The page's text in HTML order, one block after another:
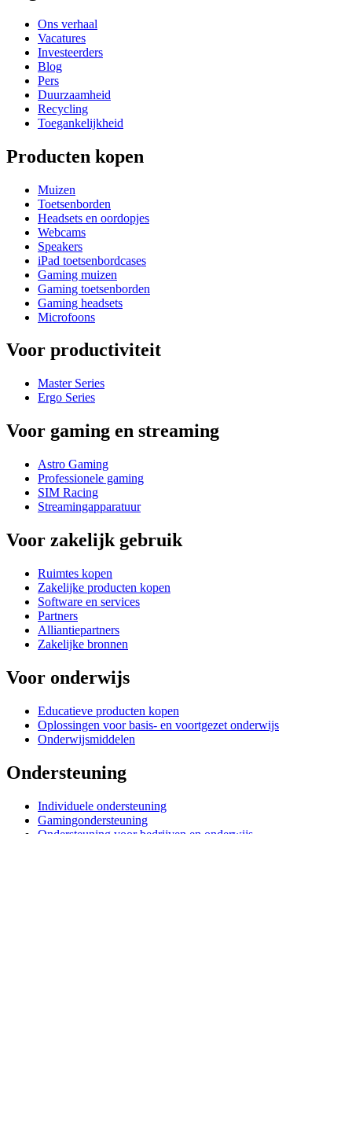
Ons verhaal
Vacatures
Investeerders
Blog
Pers
Duurzaamheid
Recycling
Toegankelijkheid
Producten kopen
Muizen
Toetsenborden
Headsets en oordopjes
Webcams
Speakers
iPad toetsenbordcases
Gaming muizen
Gaming toetsenborden
Gaming headsets
Microfoons
Voor productiviteit
Master Series
Ergo Series
Voor gaming en streaming
Astro Gaming
Professionele gaming
SIM Racing
Streamingapparatuur
Voor zakelijk gebruik
Ruimtes kopen
Zakelijke producten kopen
Software en services
Partners
Alliantiepartners
Zakelijke bronnen
Voor onderwijs
Educatieve producten kopen
Oplossingen voor basis- en voortgezet onderwijs
Onderwijsmiddelen
Ondersteuning
Individuele ondersteuning
Gamingondersteuning
Ondersteuning voor bedrijven en onderwijs